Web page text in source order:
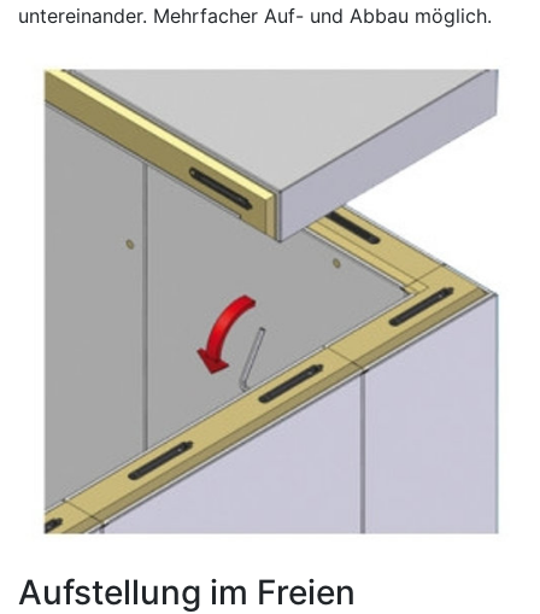
untereinander. Mehrfacher Auf- und Abbau möglich.
Aufstellung im Freien